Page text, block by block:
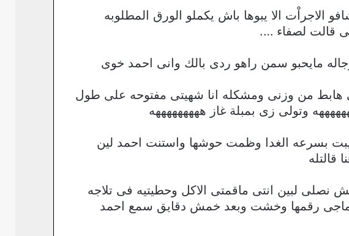
الا يبوها باش يكملو الورق المطلوبه
مايحبو سمن راهو ردى بالك وانى احمد خوى
وتولى زى بمبلة غاز هههههههههه
بسرعه الغدا وظمت حوشها واستنت احمد لين
قالتله
نصلى لبين انتى ماقمتى الاكل وحطيتيه فى تلاجه
ماجى رقمها وخشت وبعد خمش دقايق سمع احمد